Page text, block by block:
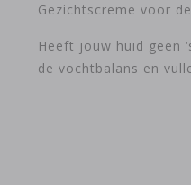
Gezichtscreme voor
Heeft jouw huid geen
de vochtbalans en